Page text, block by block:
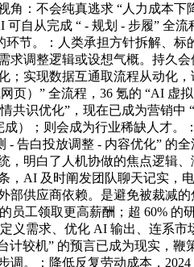
角：不会纯真逃求 “人力成本
可自从完成 “ - 规划 - 步履” 全
节。：人类承担方针拆解、
求调整逻辑或设想气概。持久
；实现数据互通取流程从动化
页）” 全流程，36 氪的 “AI 虚
共识优化”，现在已成为营销
）；则会成为行业稀缺人才
- 告白投放调整 - 内容优化”
，明白了人机协做的焦点逻辑
，AI 及时阐发团队聊天记实，
部供应商依赖。是避免被裁减
工领取更高薪酬；超 60% 的
义需求、优化 AI 输出、连系
计较机” 的预言已成为现实，
调。：降低反复劳动成本，